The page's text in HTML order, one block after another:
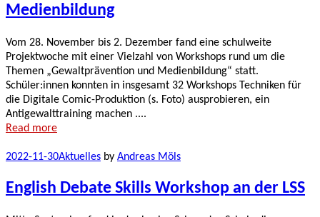
Medienbildung
Vom 28. November bis 2. Dezember fand eine schulweite
Projektwoche mit einer Vielzahl von Workshops rund um die
Themen „Gewaltprävention und Medienbildung“ statt.
Schüler:innen konnten in insgesamt 32 Workshops Techniken für
die Digitale Comic-Produktion (s. Foto) ausprobieren, ein
Antigewalttraining machen ....
Read more
2022-11-30Aktuelles by Andreas Möls
English Debate Skills Workshop an der LSS